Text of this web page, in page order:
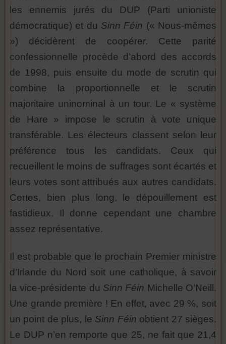
les ennemis jurés du DUP (Parti unioniste
démocratique) et du Sinn Féin (« Nous-mêmes
») décidèrent de coopérer. Cette parité
confessionnelle procède d’abord des accords
de 1998, puis ensuite du mode de scrutin qui
combine la proportionnelle et le scrutin
majoritaire uninominal à un tour. Le « système
de Hare » impose le scrutin à vote unique
transférable. Les électeurs classent selon leur
préférence tous les candidats. Ceux qui
recueillent le moins de suffrages sont écartés et
leurs votes sont attribués aux autres candidats.
Certes, bien plus long, le dépouillement est
fastidieux. Il donne cependant une chambre
assez représentative.
Il est probable que le prochain Premier ministre
d’Irlande du Nord soit une catholique, à savoir
la vice-présidente du Sinn Féin Michelle O’Neill.
Une grande première ! En effet, avec 29 %, soit
un point de plus, le Sinn Féin obtient 27 sièges.
Le DUP n’en remporte que 25, ne fait que 21,4